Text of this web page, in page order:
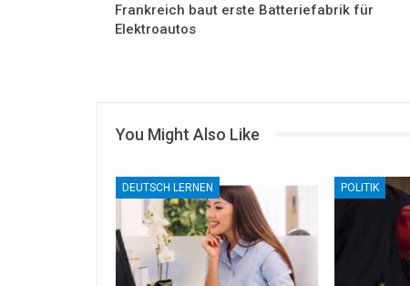
Frankreich baut erste Batteriefabrik für
Elektroautos
You Might Also Like
DEUTSCH LERNEN POLITIK